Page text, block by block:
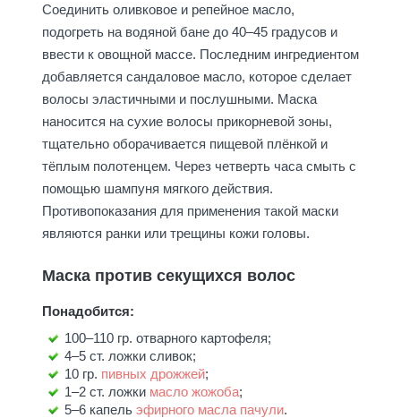
Соединить оливковое и репейное масло,
подогреть на водяной бане до 40–45 градусов и
ввести к овощной массе. Последним ингредиентом
добавляется сандаловое масло, которое сделает
волосы эластичными и послушными. Маска
наносится на сухие волосы прикорневой зоны,
тщательно оборачивается пищевой плёнкой и
тёплым полотенцем. Через четверть часа смыть с
помощью шампуня мягкого действия.
Противопоказания для применения такой маски
являются ранки или трещины кожи головы.
Маска против секущихся волос
Понадобится:
100–110 гр. отварного картофеля;
4–5 ст. ложки сливок;
10 гр. пивных дрожжей;
1–2 ст. ложки масло жожоба;
5–6 капель эфирного масла пачули.